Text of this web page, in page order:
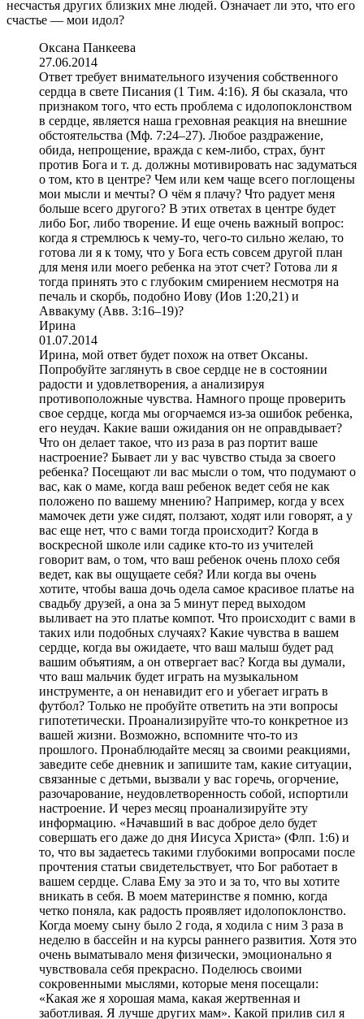
несчастья других близких мне людей. Означает ли это, что его
счастье — мои идол?
Оксана Панкеева
27.06.2014
Ответ требует внимательного изучения собственного
сердца в свете Писания (1 Тим. 4:16). Я бы сказала, что
признаком того, что есть проблема с идолопоклонством
в сердце, является наша греховная реакция на внешние
обстоятельства (Мф. 7:24–27). Любое раздражение,
обида, непрощение, вражда с кем-либо, страх, бунт
против Бога и т. д. должны мотивировать нас задуматься
о том, кто в центре? Чем или кем чаще всего поглощены
мои мысли и мечты? О чём я плачу? Что радует меня
больше всего другого? В этих ответах в центре будет
либо Бог, либо творение. И еще очень важный вопрос:
когда я стремлюсь к чему-то, чего-то сильно желаю, то
готова ли я к тому, что у Бога есть совсем другой план
для меня или моего ребенка на этот счет? Готова ли я
тогда принять это с глубоким смирением несмотря на
печаль и скорбь, подобно Иову (Иов 1:20,21) и
Аввакуму (Авв. 3:16–19)?
Ирина
01.07.2014
Ирина, мой ответ будет похож на ответ Оксаны.
Попробуйте заглянуть в свое сердце не в состоянии
радости и удовлетворения, а анализируя
противоположные чувства. Намного проще проверить
свое сердце, когда мы огорчаемся из-за ошибок ребенка,
его неудач. Какие ваши ожидания он не оправдывает?
Что он делает такое, что из раза в раз портит ваше
настроение? Бывает ли у вас чувство стыда за своего
ребенка? Посещают ли вас мысли о том, что подумают о
вас, как о маме, когда ваш ребенок ведет себя не как
положено по вашему мнению? Например, когда у всех
мамочек дети уже сидят, ползают, ходят или говорят, а у
вас еще нет, что с вами тогда происходит? Когда в
воскресной школе или садике кто-то из учителей
говорит вам, о том, что ваш ребенок очень плохо себя
ведет, как вы ощущаете себя? Или когда вы очень
хотите, чтобы ваша дочь одела самое красивое платье на
свадьбу друзей, а она за 5 минут перед выходом
выливает на это платье компот. Что происходит с вами в
таких или подобных случаях? Какие чувства в вашем
сердце, когда вы ожидаете, что ваш малыш будет рад
вашим объятиям, а он отвергает вас? Когда вы думали,
что ваш мальчик будет играть на музыкальном
инструменте, а он ненавидит его и убегает играть в
футбол? Только не пробуйте ответить на эти вопросы
гипотетически. Проанализируйте что-то конкретное из
вашей жизни. Возможно, вспомните что-то из
прошлого. Пронаблюдайте месяц за своими реакциями,
заведите себе дневник и запишите там, какие ситуации,
связанные с детьми, вызвали у вас горечь, огорчение,
разочарование, неудовлетворенность собой, испортили
настроение. И через месяц проанализируйте эту
информацию. «Начавший в вас доброе дело будет
совершать его даже до дня Иисуса Христа» (Флп. 1:6) и
то, что вы задаетесь такими глубокими вопросами после
прочтения статьи свидетельствует, что Бог работает в
вашем сердце. Слава Ему за это и за то, что вы хотите
вникать в себя. В моем материнстве я помню, когда
четко поняла, как радость проявляет идолопоклонство.
Когда моему сыну было 2 года, я ходила с ним 3 раза в
неделю в бассейн и на курсы раннего развития. Хотя это
очень выматывало меня физически, эмоционально я
чувствовала себя прекрасно. Поделюсь своими
сокровенными мыслями, которые меня посещали:
«Какая же я хорошая мама, какая жертвенная и
заботливая. Я лучше других мам». Какой прилив сил я